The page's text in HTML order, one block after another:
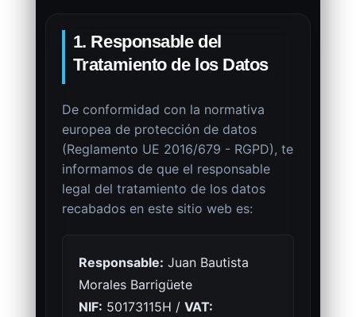
1. Responsable del
Tratamiento de los Datos
De conformidad con la normativa
europea de protección de datos
(Reglamento UE 2016/679 - RGPD), te
informamos de que el responsable
legal del tratamiento de los datos
recabados en este sitio web es:
Responsable: Juan Bautista
Morales Barrigüete
NIF: 50173115H / VAT: